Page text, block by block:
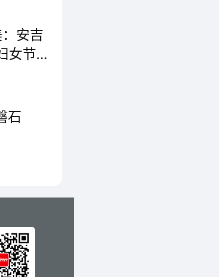
器
倍
总监
设备
安吉
女节企
石